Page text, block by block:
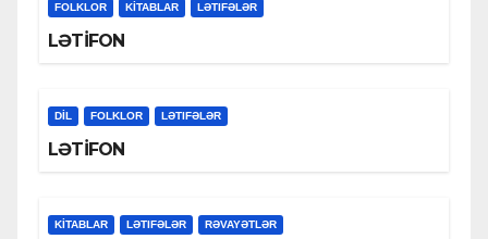
FOLKLOR KİTABLAR LƏTIFƏLƏR
LƏTİFON
DİL FOLKLOR LƏTIFƏLƏR
LƏTİFON
KİTABLAR LƏTIFƏLƏR RƏVAYƏTLƏR